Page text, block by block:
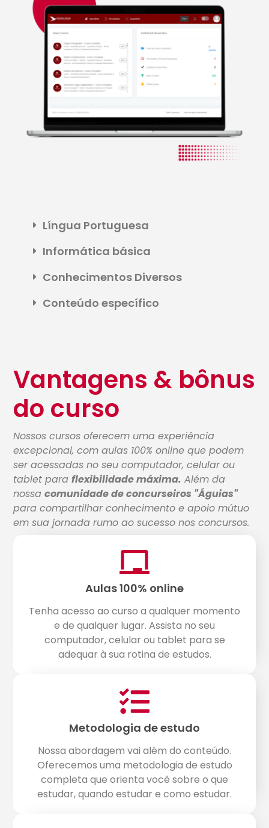
Língua Portuguesa
Informática básica
Conhecimentos Diversos
Conteúdo específico
Vantagens & bônus
do curso
Nossos cursos oferecem uma experiência
excepcional, com aulas 100% online que podem
ser acessadas no seu computador, celular ou
tablet paraflexibilidade máxima. Além da
nossacomunidade de concurseiros "Águias"
para compartilhar conhecimento e apoio mútuo
em sua jornada rumo ao sucesso nos concursos.
Aulas 100% online
Tenha acesso ao curso a qualquer momento
e de qualquer lugar. Assista no seu
computador, celular ou tablet para se
adequar à sua rotina de estudos.
Metodologia de estudo
Nossa abordagem vai além do conteúdo.
Oferecemos uma metodologia de estudo
completa que orienta você sobre o que
estudar, quando estudar e como estudar.